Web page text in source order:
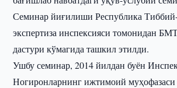
Семинар йиғилиши Республика
экспертиза инспексияси томонидан
дастури кўмагида ташкил этилди.
Ушбу семинар, 2014 йилдан буён
Ногиронларнинг ижтимоий муҳофазаси